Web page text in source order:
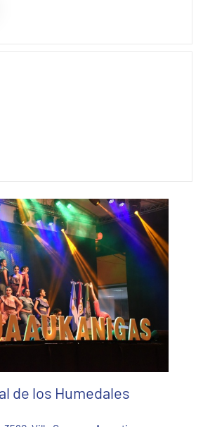
de los Humedales